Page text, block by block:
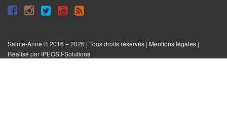
Suivre
Facebook
Suivre
Instagram
Suivre
Twitter
Syndiquer
le
site
Sainte-Anne © 2016 – 2026 | Tous droits réservés | Mentions légales |
Réalisé par IPEOS I-Solutions
Réinitialiser